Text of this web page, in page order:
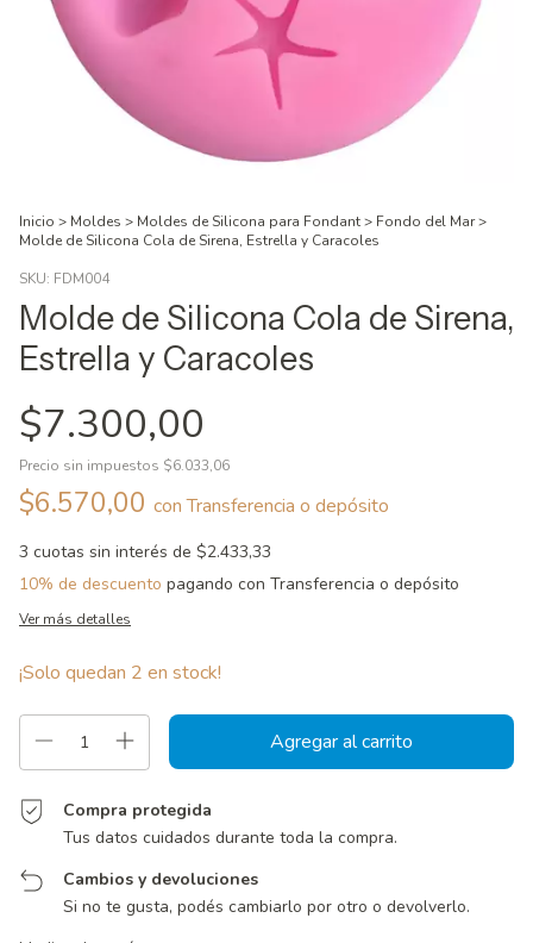
Inicio > Moldes > Moldes de Silicona para Fondant> Fondo del Mar>
Molde de Silicona Cola de Sirena, Estrella y Caracoles
SKU: FDM004
Molde de Silicona Cola de Sirena,
Estrella y Caracoles
$7.300,00
Precio sin impuestos $6.033,06
$6.570,00 con Transferencia o depósito
3 cuotas sin interés de $2.433,33
10% de descuento pagando con Transferencia o depósito
Ver más detalles
¡Solo quedan 2 en stock!
Compra protegida
Tus datos cuidados durante toda la compra.
Cambios y devoluciones
Si no te gusta, podés cambiarlo por otro o devolverlo.